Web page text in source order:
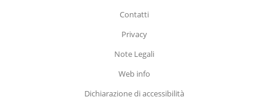
Contatti
Privacy
Note Legali
Web info
Dichiarazione di accessibilità